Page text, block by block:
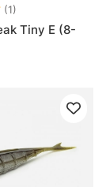
(1)
Tiny E (8-